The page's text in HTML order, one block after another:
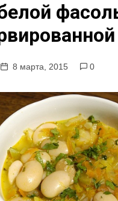
8 марта, 2015 0